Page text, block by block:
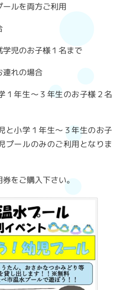
ルを両方ご利用
児のお子様１名まで
れの場合
年生～３年生のお子様２名
と小学１年生～３年生のお子
プールのみのご利用となりま
をご購入下さい。